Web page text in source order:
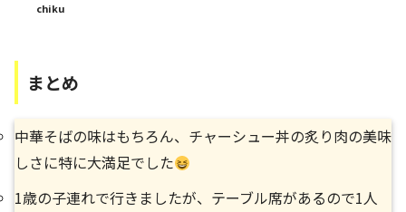
chiku
まとめ
中華そばの味はもちろん、チャーシュー丼の炙り肉の美味
しさに特に大満足でした
1歳の子連れで行きましたが、テーブル席があるので1人